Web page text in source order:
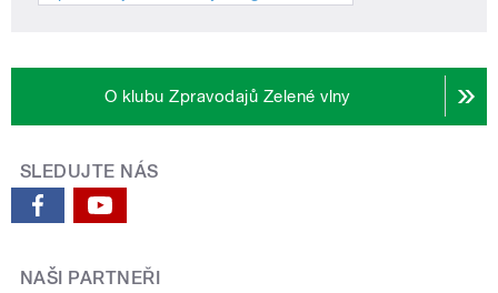
O klubu Zpravodajů Zelené vlny
SLEDUJTE NÁS
NAŠI PARTNEŘI